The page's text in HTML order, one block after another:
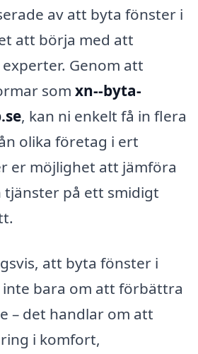
av att byta fönster i
att börja med att
Genom att
som xn--byta-
, kan ni enkelt få in flera
olika företag i ert
er möjlighet att jämföra
tjänster på ett smidigt
att byta fönster i
bara om att förbättra
– det handlar om att
i komfort,